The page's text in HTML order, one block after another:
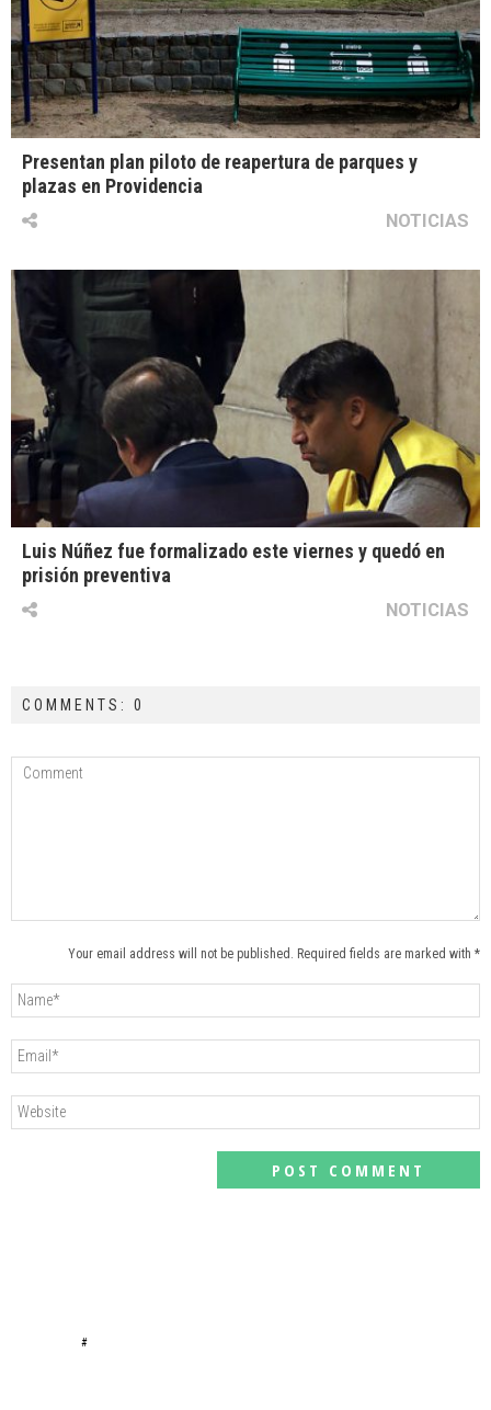
Presentan plan piloto de reapertura de parques y
plazas en Providencia
NOTICIAS
Luis Núñez fue formalizado este viernes y quedó en
prisión preventiva
NOTICIAS
COMMENTS: 0
Your email address will not be published. Required fields are marked with *
#